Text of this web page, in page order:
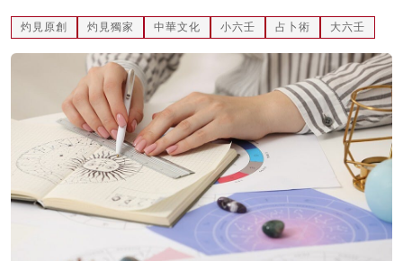
關於我們
灼見原創 灼見獨家 中華文化 小六壬 占卜術 大六壬